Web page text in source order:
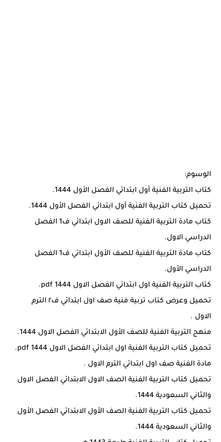
الوسوم:
كتاب التربية الفنية أول ابتدائي الفصل الأول 1444.
تحميل كتاب التربية الفنية أول ابتدائي الفصل الأول 1444.
كتاب مادة التربية الفنية للصف الاول ابتدائي ف1 الفصل
الدراسي الاول.
كتاب مادة التربية الفنية للصف الأول ابتدائي ف1 الفصل
الدراسي الأول.
كتاب التربية الفنية اول ابتدائي الفصل الاول 1444 pdf.
تحميل وعرض كتاب تربية فنية صف اول ابتدائي ف٢ الترم
الاول .
منهج التربية الفنية للصف الأول الابتدائي الفصل الاول 1444.
تحميل كتاب التربية الفنية اول ابتدائي الفصل الاول 1444 pdf.
مادة الفنية صف اول ابتدائي الترم الاول .
تحميل كتاب التربية الفنية الصف الاول الابتدائي الفصل الاول
والثاني السعودية 1444.
تحميل كتاب التربية الفنية الصف الأول الابتدائي الفصل الأول
والثاني السعودية 1444.